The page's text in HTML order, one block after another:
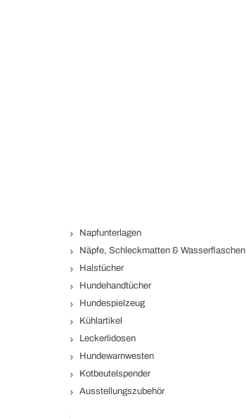
Napfunterlagen
Näpfe, Schleckmatten & Wasserflaschen
Halstücher
Hundehandtücher
Hundespielzeug
Kühlartikel
Leckerlidosen
Hundewarnwesten
Kotbeutelspender
Ausstellungszubehör